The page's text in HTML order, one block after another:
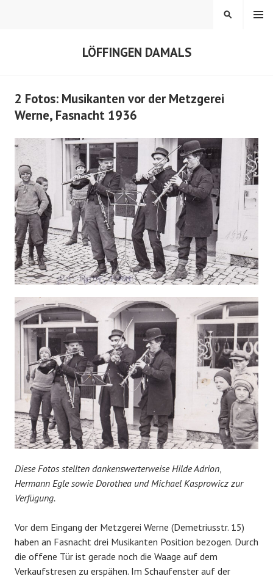
LÖFFINGEN DAMALS
MENÜ
SUCHEN
2 Fotos: Musikanten vor der Metzgerei
Werne, Fasnacht 1936
Diese Fotos stellten dankenswerterweiseHilde Adrion,
Hermann Egle sowie Dorothea und Michael Kasprowicz zur
Verfügung.
Vor dem Eingang der Metzgerei Werne (Demetriusstr. 15)
haben an Fasnacht drei Musikanten Position bezogen. Durch
die offene Tür ist gerade noch die Waage auf dem
Verkaufstresen zu erspähen. Im Schaufenster auf der